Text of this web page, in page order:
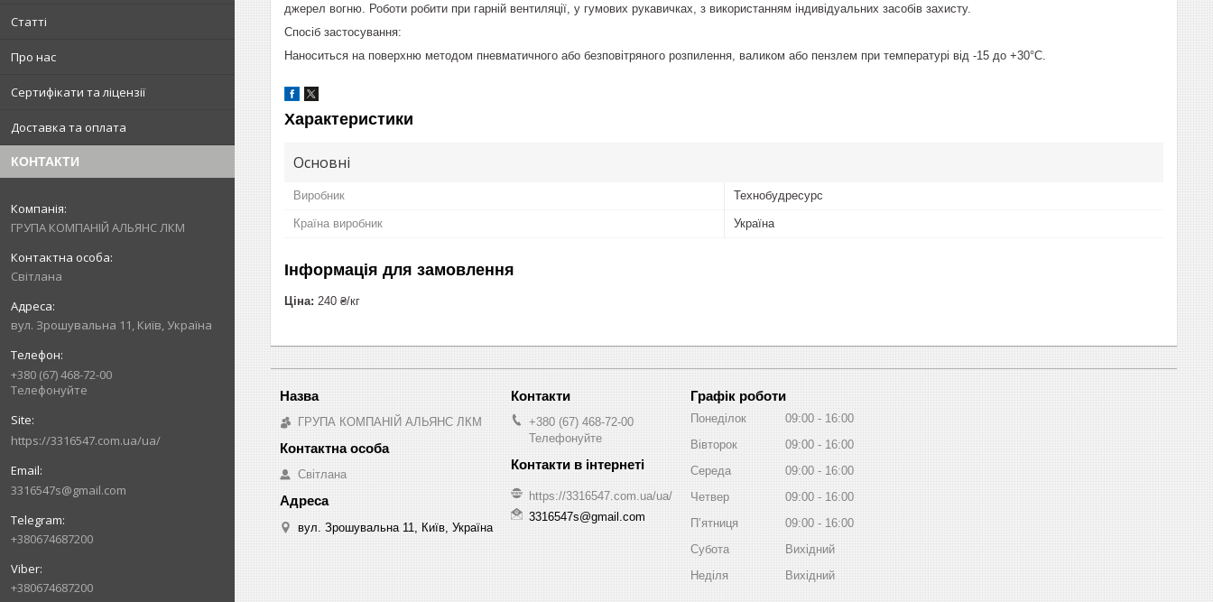
Статті
Про нас
Сертифікати та ліцензії
Доставка та оплата
КОНТАКТИ
ГРУПА КОМПАНІЙ АЛЬЯНС ЛКМ
Світлана
вул. Зрошувальна 11, Київ, Україна
+380 (67) 468-72-00
Телефонуйте
https://3316547.com.ua/ua/
3316547s@gmail.com
+380674687200
+380674687200
джерел вогню. Роботи робити при гарній вентиляції, у гумових рукавичках, з використанням індивідуальних засобів захисту.
Спосіб застосування:
Наноситься на поверхню методом пневматичного або безповітряного розпилення, валиком або пензлем при температурі від -15 до +30°С.
Характеристики
Основні
Виробник Технобудресурс
Країна виробник Україна
Інформація для замовлення
Ціна: 240 ₴/кг
ГРУПА КОМПАНІЙ АЛЬЯНС ЛКМ
Світлана
вул. Зрошувальна 11, Київ, Україна
+380 (67) 468-72-00
Телефонуйте
https://3316547.com.ua/ua/
3316547s@gmail.com
Графік роботи
Понеділок 09:00
16:00
Вівторок
09:00
16:00
Середа
09:00
16:00
Четвер
09:00
16:00
Пʼятниця
09:00
16:00
Субота
Вихідний
Неділя
Вихідний